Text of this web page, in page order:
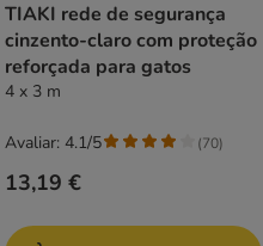
TIAKI rede de segurança
cinzento-claro com proteção
reforçada para gatos
4 x 3 m
13,19 €
Avaliar: 4.1/5 (70)